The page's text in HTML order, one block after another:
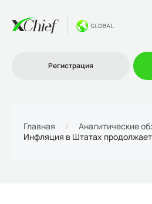
Регистрация
Главная
Аналитические
Инфляция в Штатах